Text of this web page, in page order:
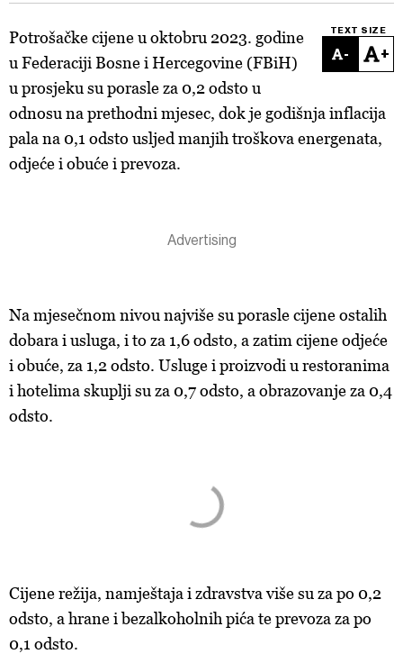
TEXT SIZE
- +
Potrošačke cijene u oktobru 2023. godine
u Federaciji Bosne i Hercegovine (FBiH)
u prosjeku su porasle za 0,2 odsto u
odnosu na prethodni mjesec, dok je godišnja inflacija
pala na 0,1 odsto usljed manjih troškova energenata,
odjeće i obuće i prevoza.
Na mjesečnom nivou najviše su porasle cijene ostalih
dobara i usluga, i to za 1,6 odsto, a zatim cijene odjeće
i obuće, za 1,2 odsto. Usluge i proizvodi u restoranima
i hotelima skuplji su za 0,7 odsto, a obrazovanje za 0,4
odsto.
Cijene režija, namještaja i zdravstva više su za po 0,2
odsto, a hrane i bezalkoholnih pića te prevoza za po
0,1 odsto.